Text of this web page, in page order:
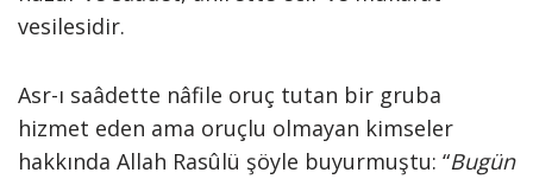
vesilesidir.
Asr-ı saâdette nâfile oruç tutan bir gruba
hizmet eden ama oruçlu olmayan kimseler
hakkında Allah Rasûlü şöyle buyurmuştu: “Bugün